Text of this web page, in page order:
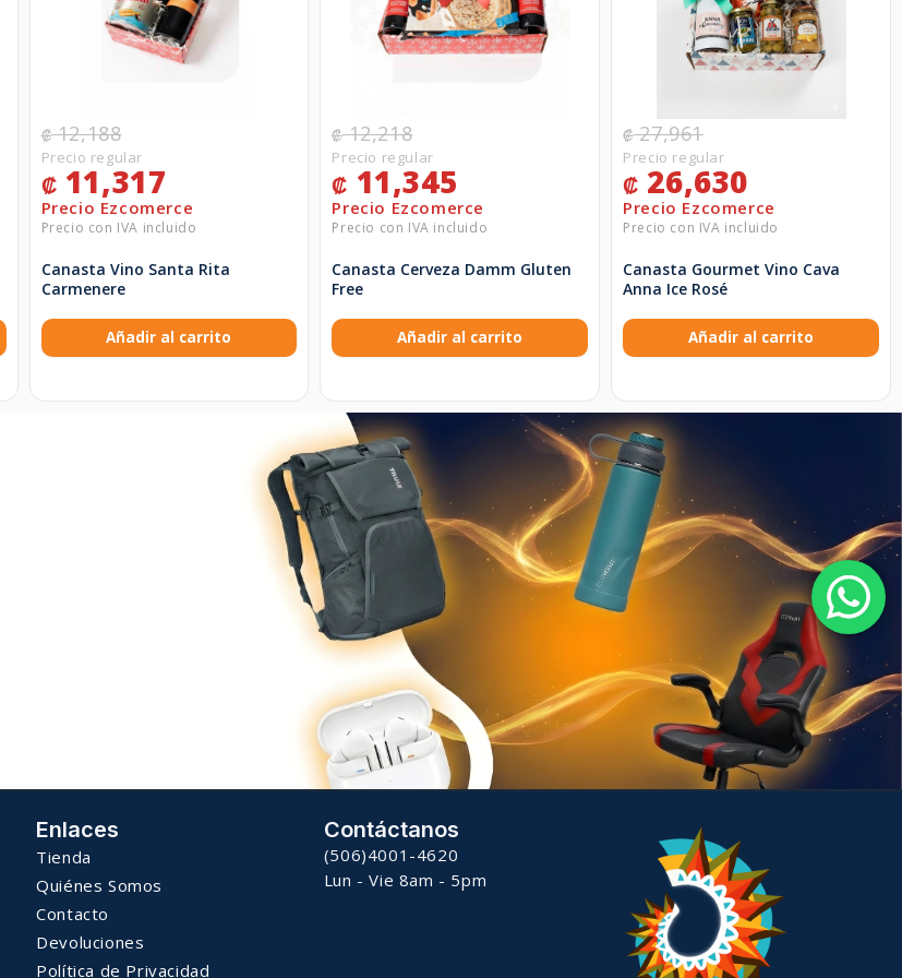
₡12,188
₡ 11,317
Canasta Vino Santa Rita
Carmenere
Añadir al carrito
₡12,218
₡ 11,345
Canasta Cerveza Damm Gluten
Free
Añadir al carrito
₡27,961
₡ 26,630
Canasta Gourmet Vino Cava
Anna Ice Rosé
Añadir al carrito
Enlaces
Tienda
Quiénes Somos
Contacto
Devoluciones
Política de Privacidad
Contáctanos
(506)4001-4620
Lun - Vie 8am - 5pm